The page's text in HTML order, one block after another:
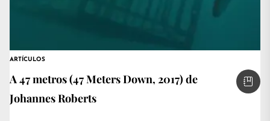
ARTÍCULOS
A 47 metros (47 Meters Down, 2017) de
Johannes Roberts